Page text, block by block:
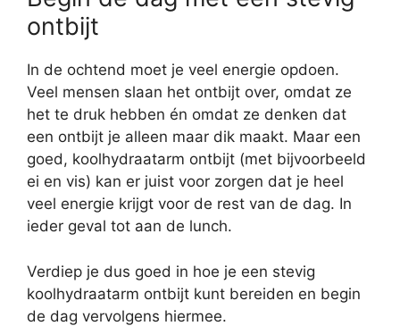
ontbijt
In de ochtend moet je veel energie opdoen.
Veel mensen slaan het ontbijt over, omdat ze
het te druk hebben én omdat ze denken dat
een ontbijt je alleen maar dik maakt. Maar een
goed, koolhydraatarm ontbijt (met bijvoorbeeld
ei en vis) kan er juist voor zorgen dat je heel
veel energie krijgt voor de rest van de dag. In
ieder geval tot aan de lunch.
Verdiep je dus goed in hoe je een stevig
koolhydraatarm ontbijt kunt bereiden en begin
de dag vervolgens hiermee.